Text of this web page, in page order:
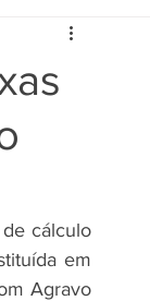
cálculo
em
Agravo